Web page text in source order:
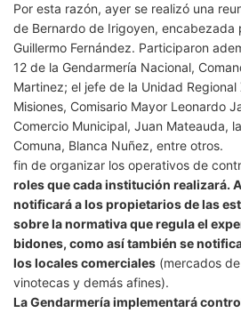
Por esta razón, ayer se realizó una
de Bernardo de Irigoyen, encabezada
Guillermo Fernández. Participaron
12 de la Gendarmería Nacional,
Martinez; el jefe de la Unidad
Misiones, Comisario Mayor Leonardo
Comercio Municipal, Juan Mateauda,
Comuna, Blanca Nuñez, entre otros.
fin de organizar los operativos de
roles que cada institución realizará.
notificará a los propietarios de las
sobre la normativa que regula el
bidones, como así también se
los locales comerciales (mercados
vinotecas y demás afines).
La Gendarmería implementará